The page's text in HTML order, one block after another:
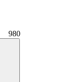
980